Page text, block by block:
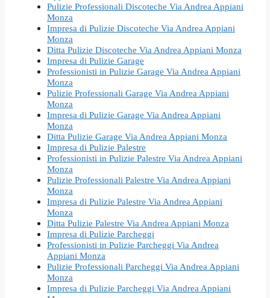
Pulizie Professionali Discoteche Via Andrea Appiani
Monza
Impresa di Pulizie Discoteche Via Andrea Appiani
Monza
Ditta Pulizie Discoteche Via Andrea Appiani Monza
Impresa di Pulizie Garage
Professionisti in Pulizie Garage Via Andrea Appiani
Monza
Pulizie Professionali Garage Via Andrea Appiani
Monza
Impresa di Pulizie Garage Via Andrea Appiani
Monza
Ditta Pulizie Garage Via Andrea Appiani Monza
Impresa di Pulizie Palestre
Professionisti in Pulizie Palestre Via Andrea Appiani
Monza
Pulizie Professionali Palestre Via Andrea Appiani
Monza
Impresa di Pulizie Palestre Via Andrea Appiani
Monza
Ditta Pulizie Palestre Via Andrea Appiani Monza
Impresa di Pulizie Parcheggi
Professionisti in Pulizie Parcheggi Via Andrea
Appiani Monza
Pulizie Professionali Parcheggi Via Andrea Appiani
Monza
Impresa di Pulizie Parcheggi Via Andrea Appiani